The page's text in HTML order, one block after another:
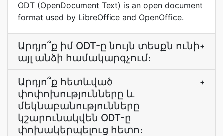
ODT (OpenDocument Text) is an open document
format used by LibreOffice and OpenOffice.
Արդյո՞ք իմ ODT-ը նույն տեսքն ունի
այլ անձի համակարգչում։
+
Արդյո՞ք հետևված
փոփոխությունները և
մեկնաբանությունները
կշարունակվեն ODT-ը
փոխակերպելուց հետո։
+